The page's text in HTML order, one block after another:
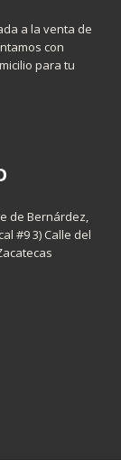
a la venta de
con
para tu
de Bernárdez,
#9 3) Calle del